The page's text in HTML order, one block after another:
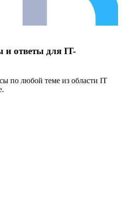
ответы для IT-
по любой теме из области IT